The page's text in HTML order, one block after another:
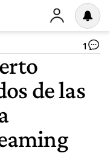
1
de las